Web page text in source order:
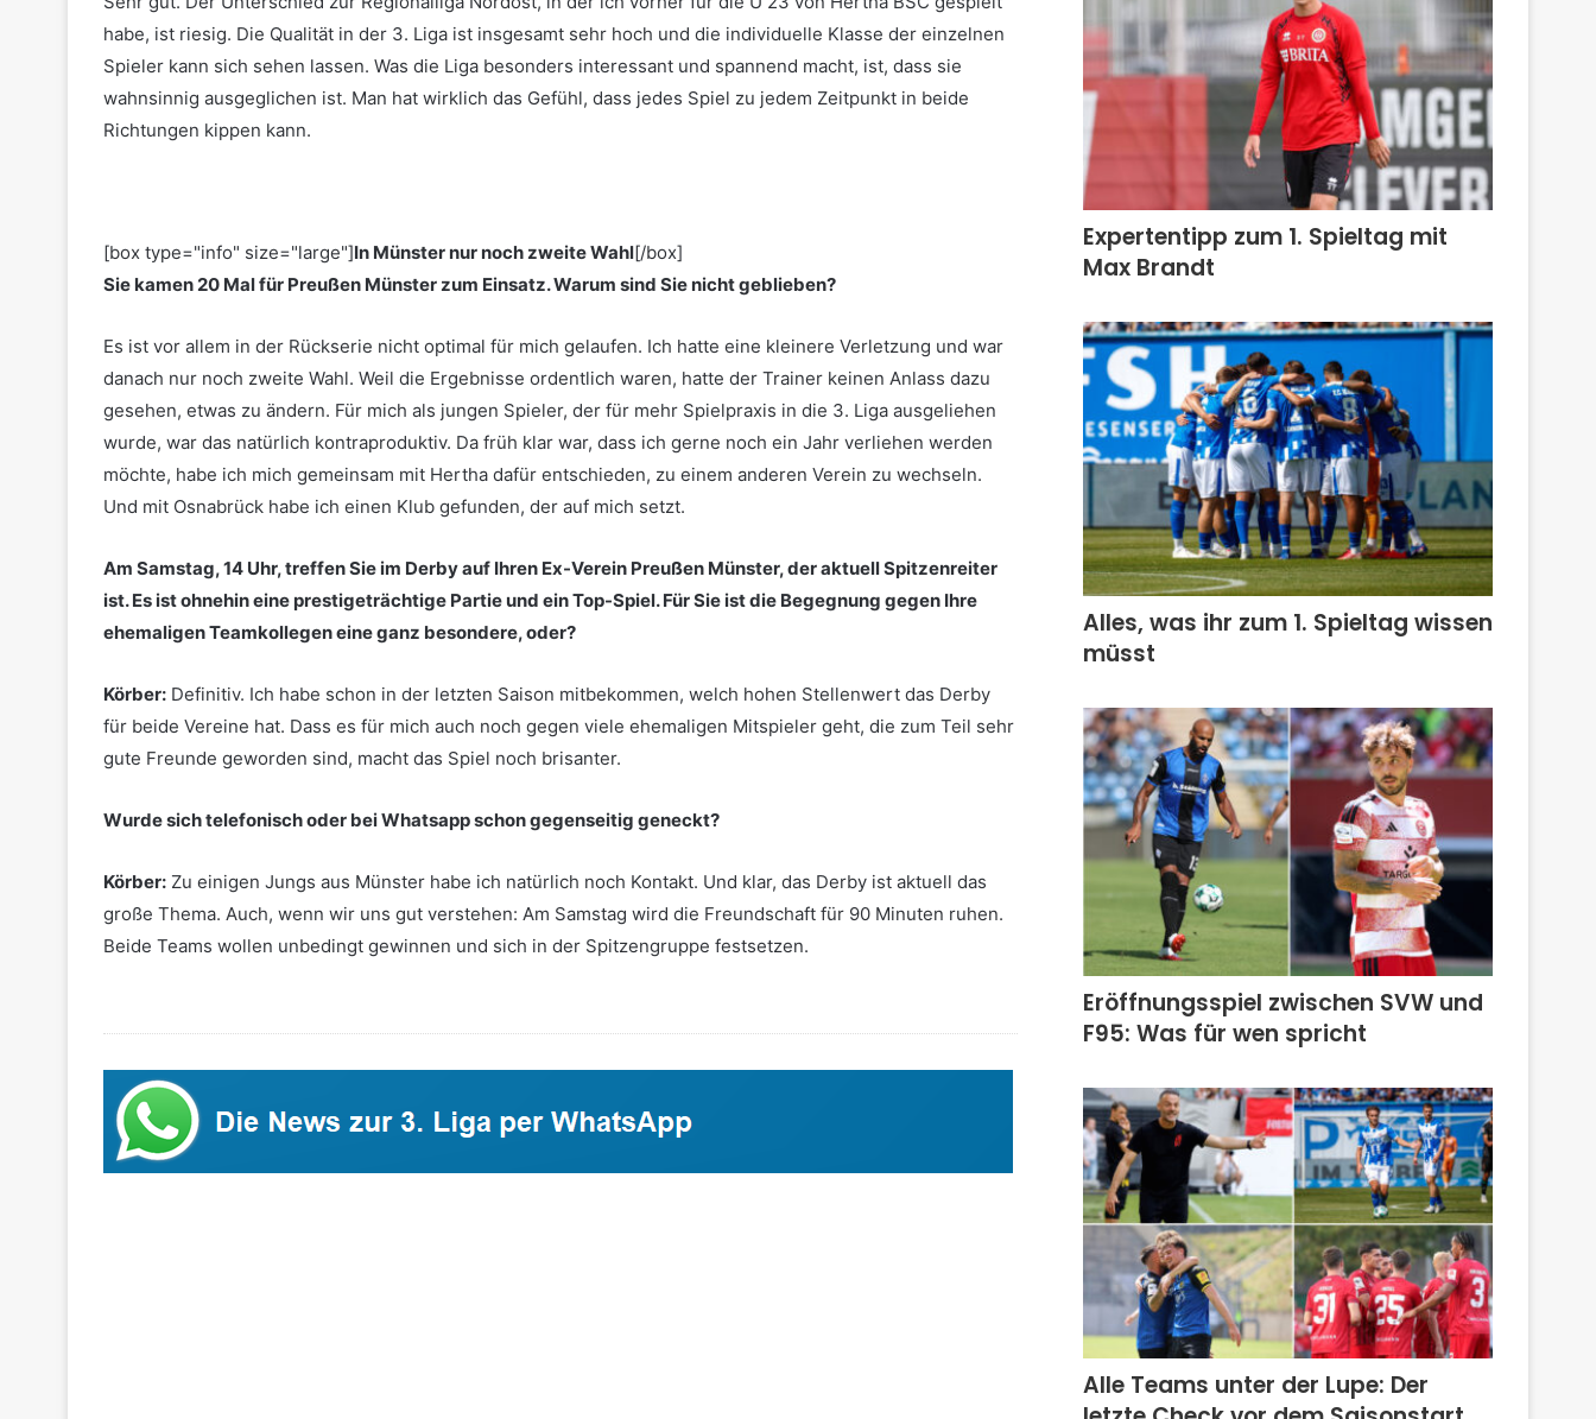
habe, ist riesig. Die Qualität in der 3. Liga ist insgesamt sehr hoch und die individuelle Klasse der einzelnen
Spieler kann sich sehen lassen. Was die Liga besonders interessant und spannend macht, ist, dass sie
wahnsinnig ausgeglichen ist. Man hat wirklich das Gefühl, dass jedes Spiel zu jedem Zeitpunkt in beide
Richtungen kippen kann.
[box type="info" size="large"]In Münster nur noch zweite Wahl[/box]
Sie kamen 20 Mal für Preußen Münster zum Einsatz. Warum sind Sie nicht geblieben?
Es ist vor allem in der Rückserie nicht optimal für mich gelaufen. Ich hatte eine kleinere Verletzung und war
danach nur noch zweite Wahl. Weil die Ergebnisse ordentlich waren, hatte der Trainer keinen Anlass dazu
gesehen, etwas zu ändern. Für mich als jungen Spieler, der für mehr Spielpraxis in die 3. Liga ausgeliehen
wurde, war das natürlich kontraproduktiv. Da früh klar war, dass ich gerne noch ein Jahr verliehen werden
möchte, habe ich mich gemeinsam mit Hertha dafür entschieden, zu einem anderen Verein zu wechseln.
Und mit Osnabrück habe ich einen Klub gefunden, der auf mich setzt.
Am Samstag, 14 Uhr, treffen Sie im Derby auf Ihren Ex-Verein Preußen Münster, der aktuell Spitzenreiter
ist. Es ist ohnehin eine prestigeträchtige Partie und ein Top-Spiel. Für Sie ist die Begegnung gegen Ihre
ehemaligen Teamkollegen eine ganz besondere, oder?
Körber: Definitiv. Ich habe schon in der letzten Saison mitbekommen, welch hohen Stellenwert das Derby
für beide Vereine hat. Dass es für mich auch noch gegen viele ehemaligen Mitspieler geht, die zum Teil sehr
gute Freunde geworden sind, macht das Spiel noch brisanter.
Wurde sich telefonisch oder bei Whatsapp schon gegenseitig geneckt?
Körber: Zu einigen Jungs aus Münster habe ich natürlich noch Kontakt. Und klar, das Derby ist aktuell das
große Thema. Auch, wenn wir uns gut verstehen: Am Samstag wird die Freundschaft für 90 Minuten ruhen.
Beide Teams wollen unbedingt gewinnen und sich in der Spitzengruppe festsetzen.
Expertentipp zum 1. Spieltag mit
Max Brandt
Alles, was ihr zum 1. Spieltag wissen
müsst
Eröffnungsspiel zwischen SVW und
F95: Was für wen spricht
Alle Teams unter der Lupe: Der